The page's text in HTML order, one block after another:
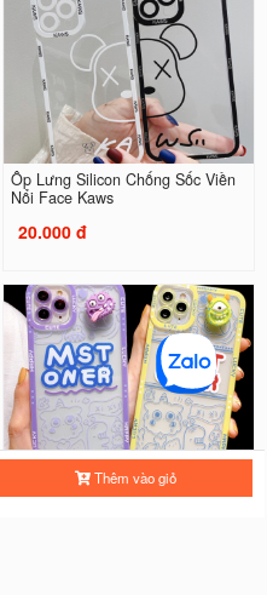
Thêm vào giỏ
Ốp Lưng Silicon Chống Sốc Viền
Nổi Face Kaws
20.000 đ
Ốp Lưng Silicon Chống Sốc Viền